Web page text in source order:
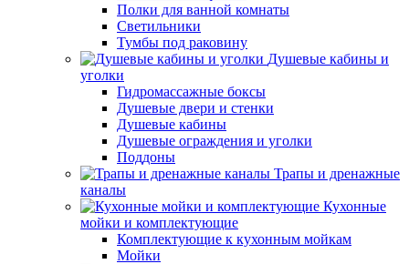
Полки для ванной комнаты
Светильники
Тумбы под раковину
Душевые кабины и
уголки
Гидромассажные боксы
Душевые двери и стенки
Душевые кабины
Душевые ограждения и уголки
Поддоны
Трапы и дренажные
каналы
Кухонные
мойки и комплектующие
Комплектующие к кухонным мойкам
Мойки